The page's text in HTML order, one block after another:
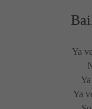
Ya
Ya